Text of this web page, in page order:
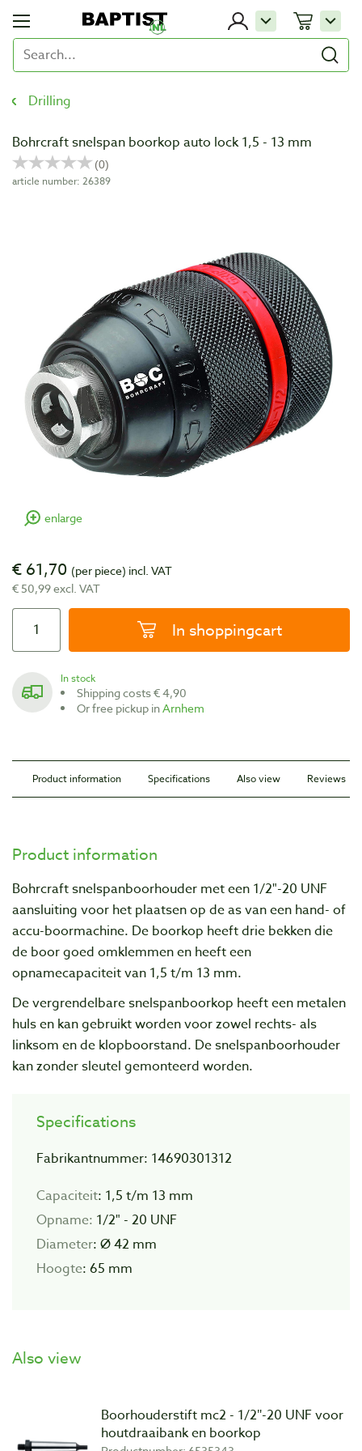
Drilling
Bohrcraft snelspan boorkop auto lock 1,5 - 13 mm
article number: 26389
enlarge
€ 61,70 (per piece) incl. VAT
€ 50,99 excl. VAT
In shoppingcart
In stock
Shipping costs € 4,90
Or free pickup inArnhem
Product information Specifications Also view Reviews
Product information
Bohrcraft snelspanboorhouder met een 1/2"-20 UNF
aansluiting voor het plaatsen op de as van een hand- of
accu-boormachine. De boorkop heeft drie bekken die
de boor goed omklemmen en heeft een
opnamecapaciteit van 1,5 t/m 13 mm.
De vergrendelbare snelspanboorkop heeft een metalen
huls en kan gebruikt worden voor zowel rechts- als
linksom en de klopboorstand. De snelspanboorhouder
kan zonder sleutel gemonteerd worden.
Specifications
Fabrikantnummer: 14690301312
Capaciteit: 1,5 t/m 13 mm
Opname: 1/2" - 20 UNF
Diameter: Ø 42 mm
Hoogte: 65 mm
Also view
Boorhouderstift mc2 - 1/2″-20 UNF voor
houtdraaibank en boorkop